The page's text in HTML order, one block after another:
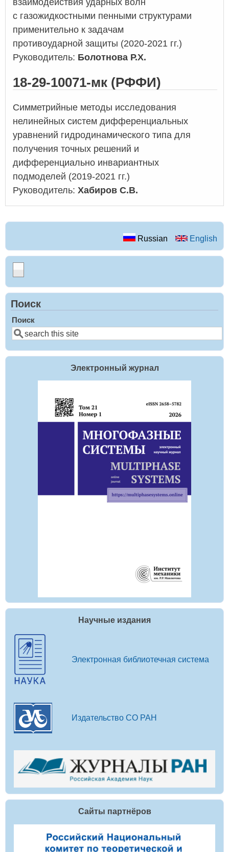
с газожидкостными пенными структурами
применительно к задачам
противоударной защиты (2020-2021 гг.)
Руководитель: Болотнова Р.Х.
18-29-10071-мк (РФФИ)
Симметрийные методы исследования
нелинейных систем дифференциальных
уравнений гидродинамического типа для
получения точных решений и
дифференциально инвариантных
подмоделей (2019-2021 гг.)
Руководитель: Хабиров С.В.
Russian English
Поиск
Поиск
Электронный журнал
Научные издания
Электронная библиотечная система
Издательство СО РАН
Сайты партнёров